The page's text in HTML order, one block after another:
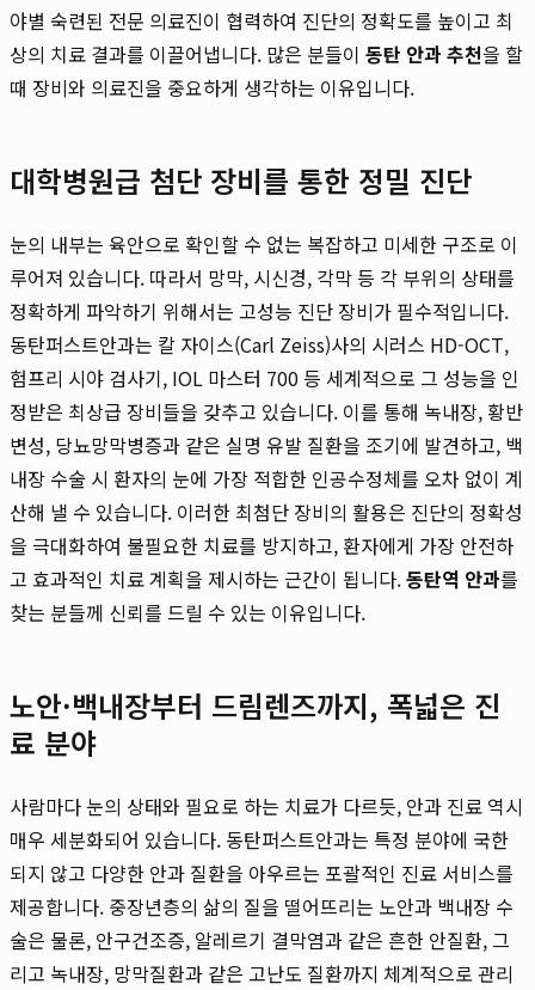
야별 숙련된 전문 의료진이 협력하여 진단의 정확도를 높이고 최
상의 치료 결과를 이끌어냅니다. 많은 분들이 동탄 안과 추천을 할
때 장비와 의료진을 중요하게 생각하는 이유입니다.
대학병원급 첨단 장비를 통한 정밀 진단
눈의 내부는 육안으로 확인할 수 없는 복잡하고 미세한 구조로 이
루어져 있습니다. 따라서 망막, 시신경, 각막 등 각 부위의 상태를
정확하게 파악하기 위해서는 고성능 진단 장비가 필수적입니다.
동탄퍼스트안과는 칼 자이스(Carl Zeiss)사의 시러스 HD-OCT,
험프리 시야 검사기, IOL 마스터 700 등 세계적으로 그 성능을 인
정받은 최상급 장비들을 갖추고 있습니다. 이를 통해 녹내장, 황반
변성, 당뇨망막병증과 같은 실명 유발 질환을 조기에 발견하고, 백
내장 수술 시 환자의 눈에 가장 적합한 인공수정체를 오차 없이 계
산해 낼 수 있습니다. 이러한 최첨단 장비의 활용은 진단의 정확성
을 극대화하여 불필요한 치료를 방지하고, 환자에게 가장 안전하
고 효과적인 치료 계획을 제시하는 근간이 됩니다.동탄역 안과를
찾는 분들께 신뢰를 드릴 수 있는 이유입니다.
노안·백내장부터 드림렌즈까지, 폭넓은 진
료 분야
사람마다 눈의 상태와 필요로 하는 치료가 다르듯, 안과 진료 역시
매우 세분화되어 있습니다. 동탄퍼스트안과는 특정 분야에 국한
되지 않고 다양한 안과 질환을 아우르는 포괄적인 진료 서비스를
제공합니다. 중장년층의 삶의 질을 떨어뜨리는 노안과 백내장 수
술은 물론, 안구건조증, 알레르기 결막염과 같은 흔한 안질환, 그
리고 녹내장, 망막질환과 같은 고난도 질환까지 체계적으로 관리